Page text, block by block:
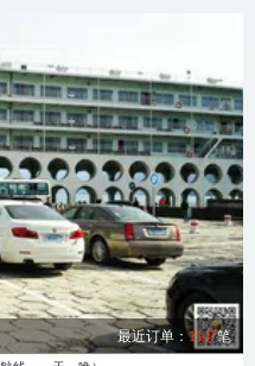
最近订单：1147笔